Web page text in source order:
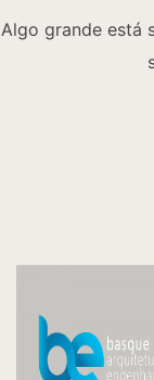
Algo grande está